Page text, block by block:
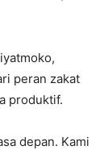
peran zakat
produktif.
depan. Kami